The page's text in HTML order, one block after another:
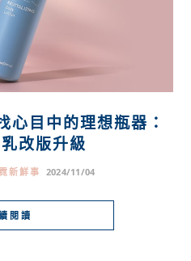
目中的理想瓶器：
改版升級
新鮮事 2024/11/04
閱讀